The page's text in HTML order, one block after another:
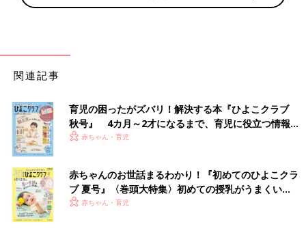
名は少なくとも休暇を取る必要があるのではと思います。
なると付き添い担当と手続き担当の2名が休暇を取る必要が出て
くるかもしれません。そのあたりのスケジュール詳細は受験予定
校のホームページに出ていると思います。
です。結果によっては母親がお子さんを慰める傍らで父親が急遽
追加出願先を探して受験料を振り込んだり、塾に出向いて先生に
相談したりと、かなり大変だったという話も聞きました。
試験前は家庭により温度感がかなり異なると思います。サポート
に徹するためにフルタイム総合職のお仕事を辞めた方もいます。
我が家はもともとインフルエンザ対応で1週間前から在宅勤務に
する予定でしたが、新型コロナウイルスの影響で1月はフル在宅
勤務することにしました」
関連記事
育児の困ったがズバリ！解決する本『ひよこクラブ
秋号』 4カ月～2才になるまで、育児に役立つ情報が
いっぱい！
赤ちゃん・育児
赤ちゃんのお世話まるわかり！『初めてのひよこクラ
ブ 夏号』〈巻頭大特集〉初めての授乳がうまくい
く！ おっぱい・ミルクの基本と夏のトラブル 解決テ
赤ちゃん・育児